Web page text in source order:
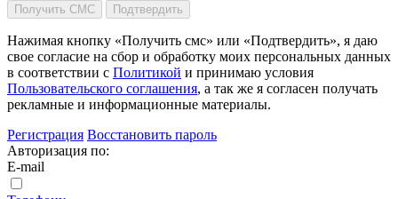
Получить СМС Подтвердить
Нажимая кнопку «Получить смс» или «Подтвердить», я даю
свое согласие на сбор и обработку моих персональных данных
в соответствии с Политикой и принимаю условия
Пользовательского соглашения, а так же я согласен получать
рекламные и информационные материалы.
Регистрация Восстановить пароль
Авторизация по:
E-mail